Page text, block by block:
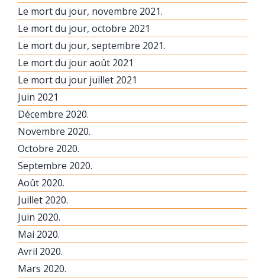
Le mort du jour, novembre 2021.
Le mort du jour, octobre 2021
Le mort du jour, septembre 2021.
Le mort du jour août 2021
Le mort du jour juillet 2021
Juin 2021
Décembre 2020.
Novembre 2020.
Octobre 2020.
Septembre 2020.
Août 2020.
Juillet 2020.
Juin 2020.
Mai 2020.
Avril 2020.
Mars 2020.